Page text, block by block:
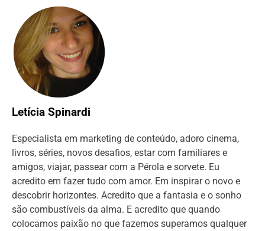
Letícia Spinardi
Especialista em marketing de conteúdo, adoro cinema,
livros, séries, novos desafios, estar com familiares e
amigos, viajar, passear com a Pérola e sorvete. Eu
acredito em fazer tudo com amor. Em inspirar o novo e
descobrir horizontes. Acredito que a fantasia e o sonho
são combustíveis da alma. E acredito que quando
colocamos paixão no que fazemos superamos qualquer